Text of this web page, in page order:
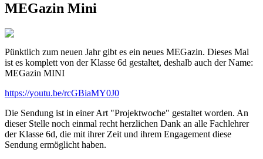
MEGazin Mini
Pünktlich zum neuen Jahr gibt es ein neues MEGazin. Dieses Mal
ist es komplett von der Klasse 6d gestaltet, deshalb auch der Name:
MEGazin MINI
https://youtu.be/rcGBiaMY0J0
Die Sendung ist in einer Art "Projektwoche" gestaltet worden. An
dieser Stelle noch einmal recht herzlichen Dank an alle Fachlehrer
der Klasse 6d, die mit ihrer Zeit und ihrem Engagement diese
Sendung ermöglicht haben.